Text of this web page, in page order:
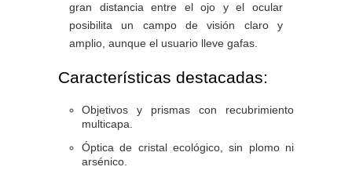
gran distancia entre el ojo y el ocular
posibilita un campo de visión claro y
amplio, aunque el usuario lleve gafas.
Características destacadas:
Objetivos y prismas con recubrimiento
multicapa.
Óptica de cristal ecológico, sin plomo ni
arsénico.